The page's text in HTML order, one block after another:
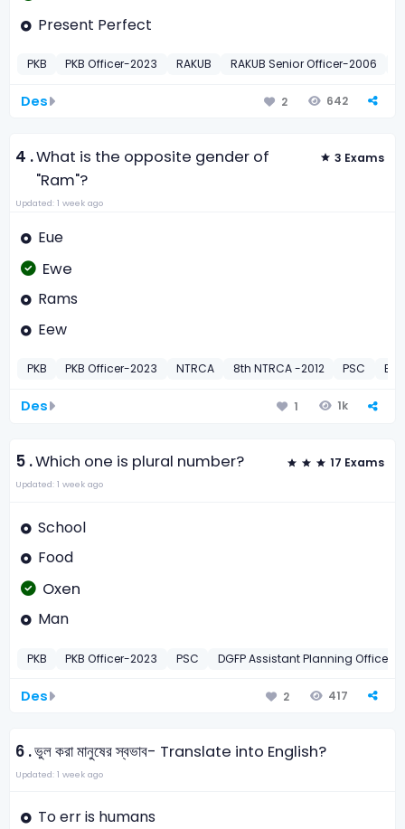
Present Perfect
PKB PKB Officer-2023 RAKUB RAKUB Senior Officer-2006
Des 2 642
4 .What is the opposite gender of
"Ram"?
3 Exams
Updated: 1 week ago
Eue
Ewe
Rams
Eew
PKB PKB Officer-2023 NTRCA 8th NTRCA -2012 PSC
Des 1 1k
5 .Which one is plural number? 17 Exams
Updated: 1 week ago
School
Food
Oxen
Man
PKB PKB Officer-2023 PSC DGFP Assistant Planning Officer-
Des 2 417
6 .ভুল করা মানুষের স্বভাব- Translate into English?
Updated: 1 week ago
To err is humans